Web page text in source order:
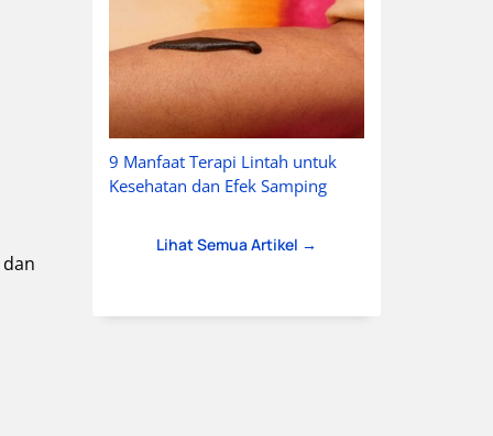
9 Manfaat Terapi Lintah untuk
Kesehatan dan Efek Samping
Lihat Semua Artikel →